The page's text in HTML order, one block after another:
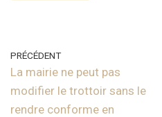
PRÉCÉDENT
La mairie ne peut pas
modifier le trottoir sans le
rendre conforme en